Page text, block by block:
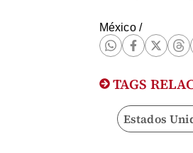
México/
TAGS
Estados